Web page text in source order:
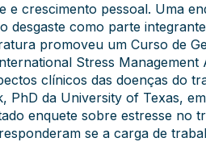
e crescimento pessoal. Uma
como parte
promoveu um Curso de
Stress
clínicos das doenças do
PhD da University of Texas,
enquete sobre estresse no
se a carga de